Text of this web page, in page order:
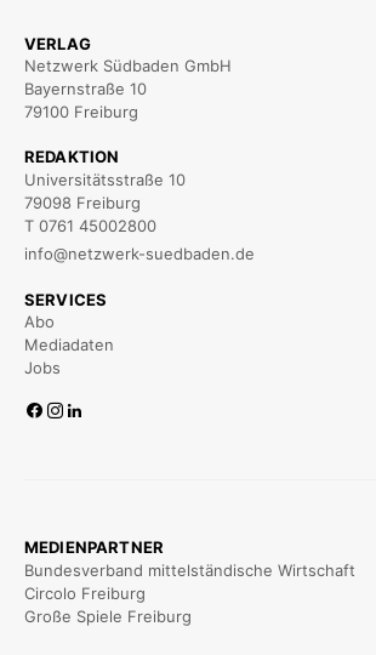
VERLAG
Netzwerk Südbaden GmbH
Bayernstraße 10
79100 Freiburg
REDAKTION
Universitätsstraße 10
79098 Freiburg
T 0761 45002800
info@netzwerk-suedbaden.de
SERVICES
Abo
Mediadaten
Jobs
MEDIENPARTNER
Bundesverband mittelständische Wirtschaft
Circolo Freiburg
Große Spiele Freiburg